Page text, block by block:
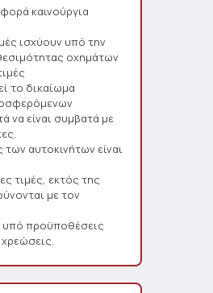
καινούργια
ισχύουν υπό την
οχημάτων
το δικαίωμα
να είναι συμβατά με
αυτοκινήτων είναι
τιμές, εκτός της
με τον
υπό προϋποθέσεις